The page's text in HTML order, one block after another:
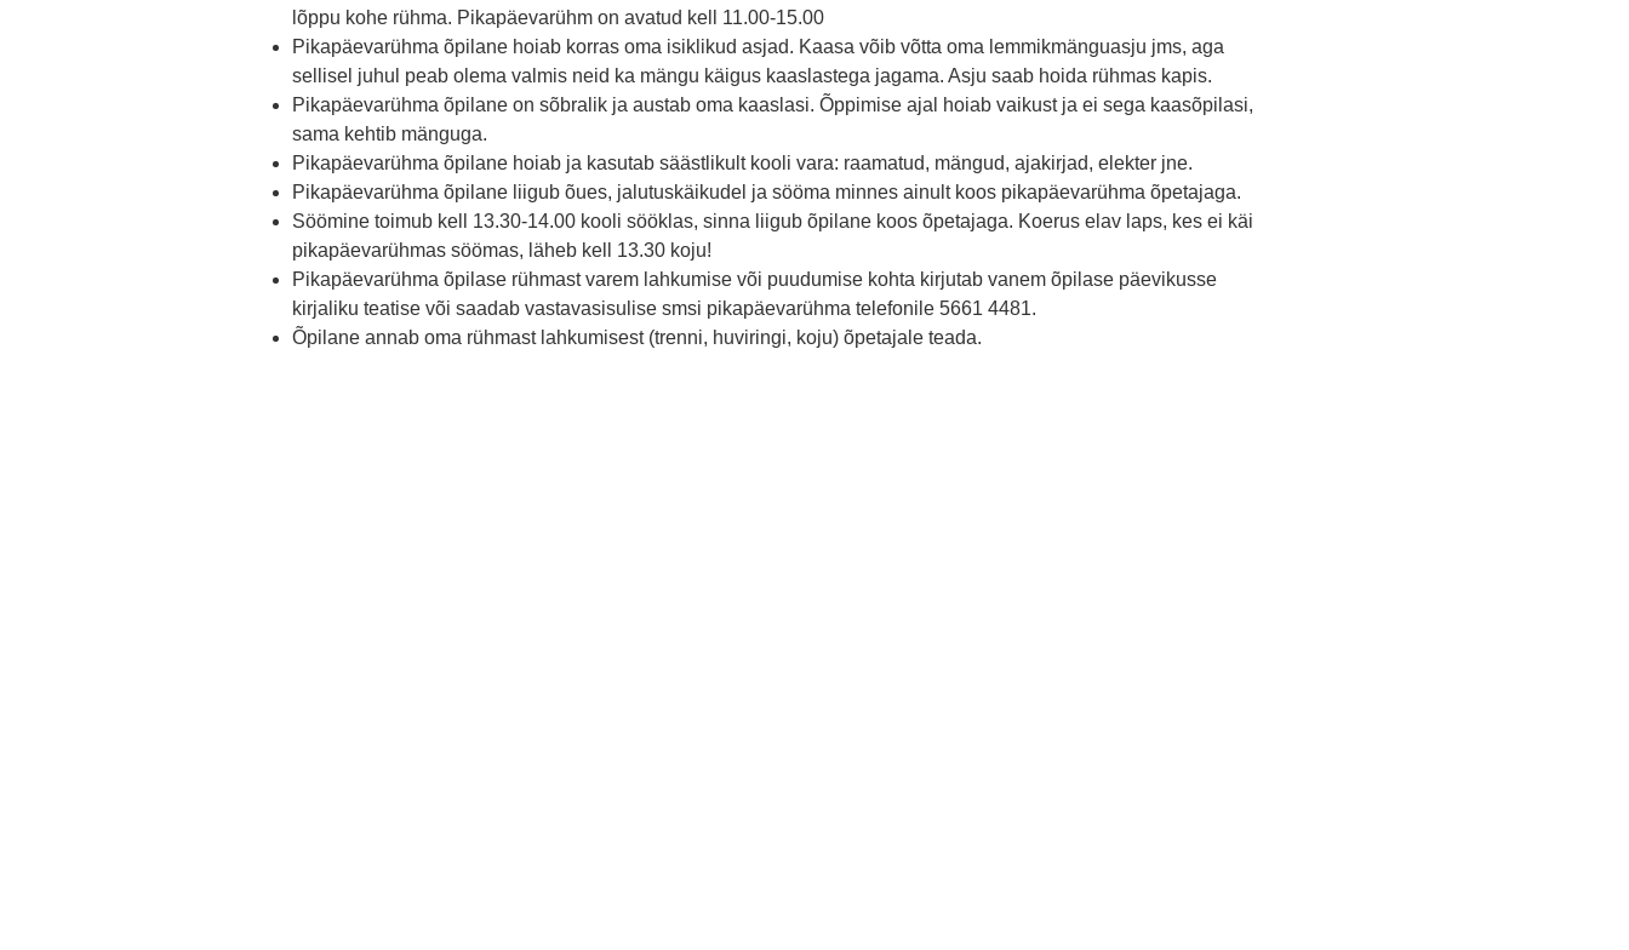
lõppu kohe rühma. Pikapäevarühm on avatud kell 11.00-15.00
Pikapäevarühma õpilane hoiab korras oma isiklikud asjad. Kaasa võib võtta oma lemmikmänguasju jms, aga
sellisel juhul peab olema valmis neid ka mängu käigus kaaslastega jagama. Asju saab hoida rühmas kapis.
Pikapäevarühma õpilane on sõbralik ja austab oma kaaslasi. Õppimise ajal hoiab vaikust ja ei sega kaasõpilasi,
sama kehtib mänguga.
Pikapäevarühma õpilane hoiab ja kasutab säästlikult kooli vara: raamatud, mängud, ajakirjad, elekter jne.
Pikapäevarühma õpilane liigub õues, jalutuskäikudel ja sööma minnes ainult koos pikapäevarühma õpetajaga.
Söömine toimub kell 13.30-14.00 kooli sööklas, sinna liigub õpilane koos õpetajaga. Koerus elav laps, kes ei käi
pikapäevarühmas söömas, läheb kell 13.30 koju!
Pikapäevarühma õpilase rühmast varem lahkumise või puudumise kohta kirjutab vanem õpilase päevikusse
kirjaliku teatise või saadab vastavasisulise smsi pikapäevarühma telefonile 5661 4481.
Õpilane annab oma rühmast lahkumisest (trenni, huviringi, koju) õpetajale teada.